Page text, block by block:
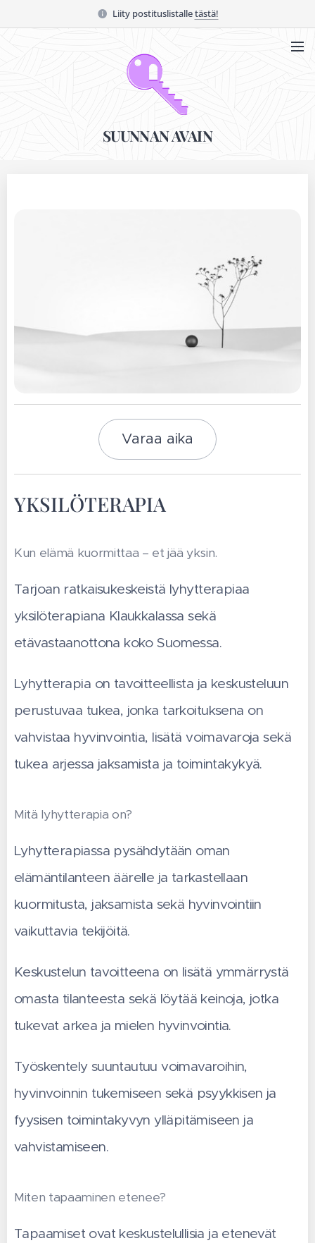
Liity postituslistalletästä!
SUUNNAN AVAIN
Varaa aika
YKSILÖTERAPIA
Kun elämä kuormittaa – et jää yksin.
Tarjoan ratkaisukeskeistä lyhytterapiaa
yksilöterapiana Klaukkalassa sekä
etävastaanottona koko Suomessa.
Lyhytterapia on tavoitteellista ja keskusteluun
perustuvaa tukea, jonka tarkoituksena on
vahvistaa hyvinvointia, lisätä voimavaroja sekä
tukea arjessa jaksamista ja toimintakykyä.
Mitä lyhytterapia on?
Lyhytterapiassa pysähdytään oman
elämäntilanteen äärelle ja tarkastellaan
kuormitusta, jaksamista sekä hyvinvointiin
vaikuttavia tekijöitä.
Keskustelun tavoitteena on lisätä ymmärrystä
omasta tilanteesta sekä löytää keinoja, jotka
tukevat arkea ja mielen hyvinvointia.
Työskentely suuntautuu voimavaroihin,
hyvinvoinnin tukemiseen sekä psyykkisen ja
fyysisen toimintakyvyn ylläpitämiseen ja
vahvistamiseen.
Miten tapaaminen etenee?
Tapaamiset ovat keskustelullisia ja etenevät